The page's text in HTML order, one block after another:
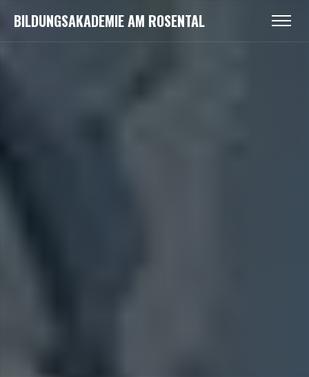
BILDUNGSAKADEMIE AM ROSENTAL